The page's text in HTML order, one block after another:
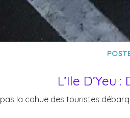
L’Ile
la cohue des touristes